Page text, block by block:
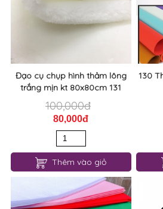
Đạo cụ chụp hình thảm lông
trắng mịn kt 80x80cm 131
100,000đ
80,000đ
Thêm vào giỏ
130